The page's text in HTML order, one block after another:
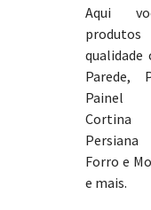
Aqui
qualidade
Parede,
Painel
Cortina
Persiana
Forro e
e mais.